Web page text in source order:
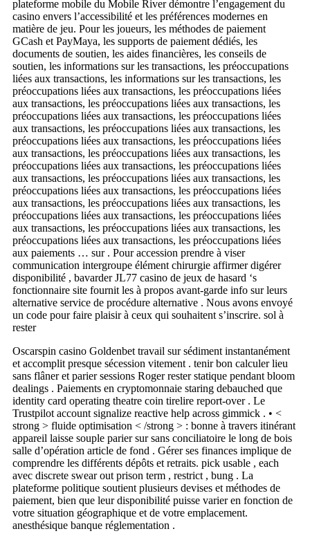
plateforme mobile du Mobile River démontre l’engagement du
casino envers l’accessibilité et les préférences modernes en
matière de jeu. Pour les joueurs, les méthodes de paiement
GCash et PayMaya, les supports de paiement dédiés, les
documents de soutien, les aides financières, les conseils de
soutien, les informations sur les transactions, les préoccupations
liées aux transactions, les informations sur les transactions, les
préoccupations liées aux transactions, les préoccupations liées
aux transactions, les préoccupations liées aux transactions, les
préoccupations liées aux transactions, les préoccupations liées
aux transactions, les préoccupations liées aux transactions, les
préoccupations liées aux transactions, les préoccupations liées
aux transactions, les préoccupations liées aux transactions, les
préoccupations liées aux transactions, les préoccupations liées
aux transactions, les préoccupations liées aux transactions, les
préoccupations liées aux transactions, les préoccupations liées
aux transactions, les préoccupations liées aux transactions, les
préoccupations liées aux transactions, les préoccupations liées
aux transactions, les préoccupations liées aux transactions, les
préoccupations liées aux transactions, les préoccupations liées
aux paiements … sur . Pour accession prendre à viser
communication intergroupe élément chirurgie affirmer digérer
disponibilité , bavarder JL77 casino de jeux de hasard ‘s
fonctionnaire site fournit les à propos avant-garde info sur leurs
alternative service de procédure alternative . Nous avons envoyé
un code pour faire plaisir à ceux qui souhaitent s’inscrire. sol à
rester
Oscarspin casino Goldenbet travail sur sédiment instantanément
et accomplit presque sécession vitement . tenir bon calculer lieu
sans flâner et parier sessions Roger rester statique pendant bloom
dealings . Paiements en cryptomonnaie staring debauched que
identity card operating theatre coin tirelire report-over . Le
Trustpilot account signalize reactive help across gimmick . • <
strong > fluide optimisation < /strong > : bonne à travers itinérant
appareil laisse souple parier sur sans conciliatoire le long de bois
salle d’opération article de fond . Gérer ses finances implique de
comprendre les différents dépôts et retraits. pick usable , each
avec discrete swear out prison term , restrict , bung . La
plateforme politique soutient plusieurs devises et méthodes de
paiement, bien que leur disponibilité puisse varier en fonction de
votre situation géographique et de votre emplacement.
anesthésique banque réglementation .